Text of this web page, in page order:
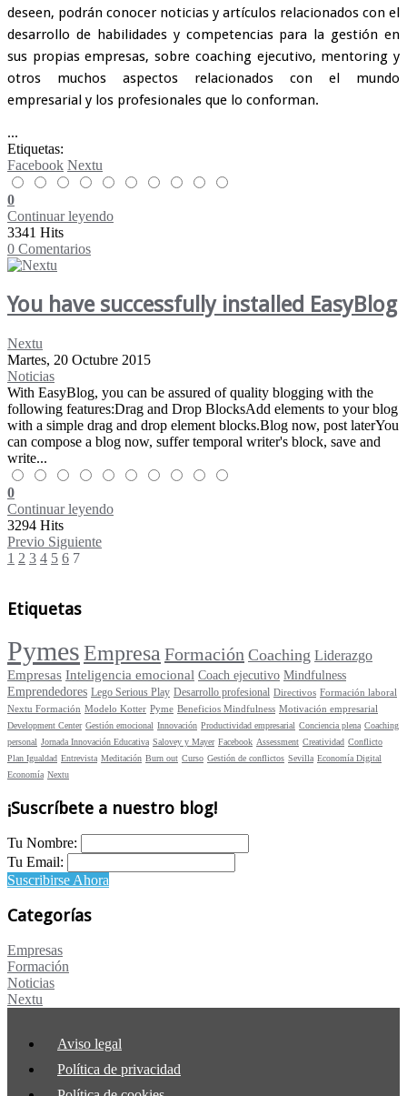
deseen, podrán conocer noticias y artículos relacionados con el
desarrollo de habilidades y competencias para la gestión en
sus propias empresas, sobre coaching ejecutivo, mentoring y
otros muchos aspectos relacionados con el mundo
empresarial y los profesionales que lo conforman.
...
Etiquetas:
Facebook Nextu
0
Continuar leyendo
3341 Hits
0 Comentarios
You have successfully installed EasyBlog
Nextu
Martes, 20 Octubre 2015
Noticias
With EasyBlog, you can be assured of quality blogging with the
following features:​ Drag and Drop BlocksAdd elements to your blog
with a simple drag and drop element blocks.​ Blog now, post laterYou
can compose a blog now, suffer temporal writer's block, save and
write...
0
Continuar leyendo
3294 Hits
Previo Siguiente
1 2 3 4 5 6 7
Etiquetas
PymesEmpresa Formación Coaching Liderazgo
Empresas Inteligencia emocional Coach ejecutivo Mindfulness
Emprendedores Lego Serious Play Desarrollo profesional Directivos Formación laboral
Nextu Formación Modelo Kotter Pyme Beneficios Mindfulness Motivación empresarial
Development Center Gestión emocional Innovación Productividad empresarial Conciencia plena Coaching
personal Jornada Innovación Educativa Salovey y Mayer Facebook Assessment Creatividad Conflicto
Plan Igualdad Entrevista Meditación Burn out Curso Gestión de conflictos Sevilla Economía Digital
Economía Nextu
¡Suscríbete a nuestro blog!
Tu Nombre:
Tu Email:
Suscribirse Ahora
Categorías
Empresas
Formación
Noticias
Nextu
Aviso legal
Política de privacidad